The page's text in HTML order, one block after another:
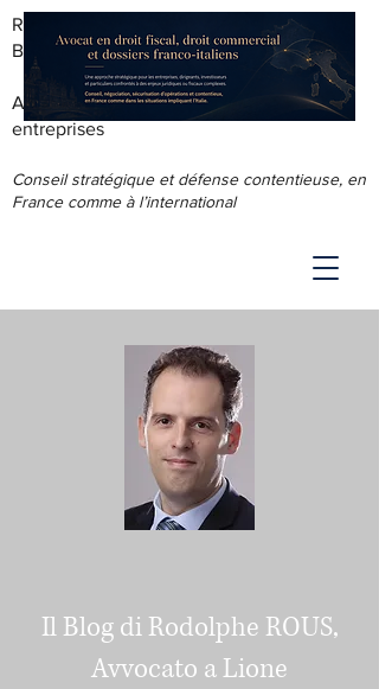
RODOLPHE ROUS - AVOCAT AU
BARREAU DE LYON
Accompagnement juridique & fiscal des
entreprises
Conseil stratégique et défense contentieuse, en
France comme à l’international
Il Blog di Rodolphe ROUS,
Avvocato a Lione